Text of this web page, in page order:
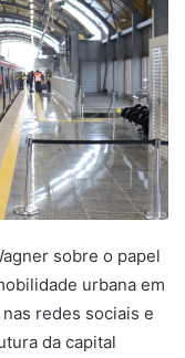
sobre o papel
urbana em
redes sociais e
da capital